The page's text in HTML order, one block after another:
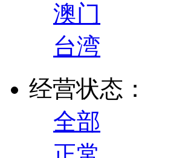
澳门
台湾
经营状态：
全部